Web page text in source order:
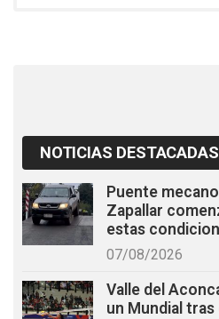
NOTICIAS DESTACADAS
Puente
Zapallar
estas
07/08/2026
Valle del
un Mundial tras